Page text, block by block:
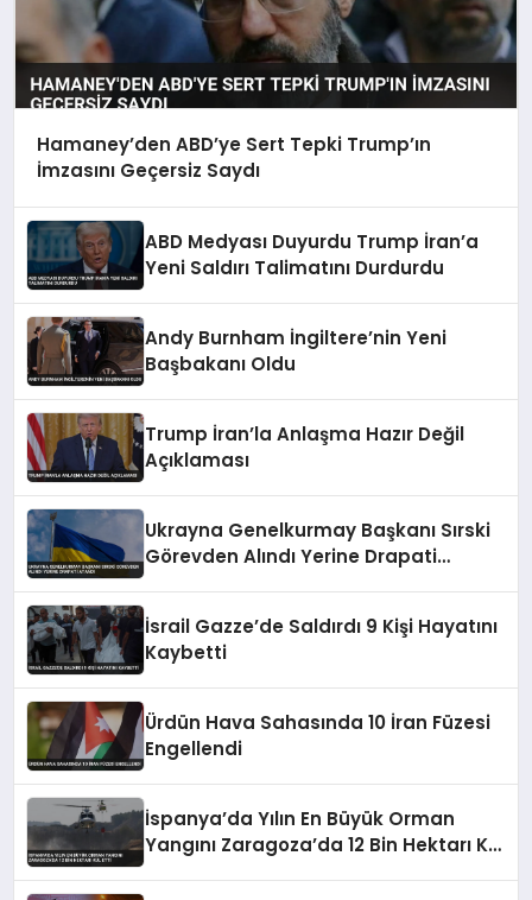
Hamaney’den ABD’ye Sert Tepki Trump’ın
İmzasını Geçersiz Saydı
ABD Medyası Duyurdu Trump İran’a
Yeni Saldırı Talimatını Durdurdu
Andy Burnham İngiltere’nin Yeni
Başbakanı Oldu
Trump İran’la Anlaşma Hazır Değil
Açıklaması
Ukrayna Genelkurmay Başkanı Sırski
Görevden Alındı Yerine Drapati
İsrail Gazze’de Saldırdı 9 Kişi Hayatını
Kaybetti
Ürdün Hava Sahasında 10 İran Füzesi
Engellendi
İspanya’da Yılın En Büyük Orman
Yangını Zaragoza’da 12 Bin Hektarı Kül